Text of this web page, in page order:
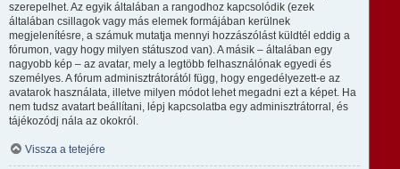
szerepelhet. Az egyik általában a rangodhoz kapcsolódik (ezek
általában csillagok vagy más elemek formájában kerülnek
megjelenítésre, a számuk mutatja mennyi hozzászólást küldtél eddig a
fórumon, vagy hogy milyen státuszod van). A másik – általában egy
nagyobb kép – az avatar, mely a legtöbb felhasználónak egyedi és
személyes. A fórum adminisztrátorától függ, hogy engedélyezett-e az
avatarok használata, illetve milyen módot lehet megadni ezt a képet. Ha
nem tudsz avatart beállítani, lépj kapcsolatba egy adminisztrátorral, és
tájékozódj nála az okokról.
Vissza a tetejére